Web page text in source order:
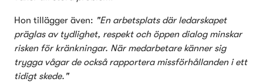
Hon tillägger även: "En arbetsplats där ledarskapet
präglas av tydlighet, respekt och öppen dialog minskar
risken för kränkningar. När medarbetare känner sig
trygga vågar de också rapportera missförhållanden i ett
tidigt skede."